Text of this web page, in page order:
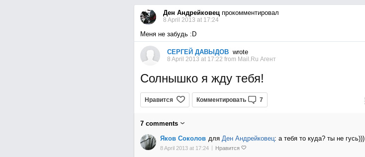
Ден Андрейковецпрокомментировал
8 April 2013 at 17:24
Меня не забудь :D
СЕРГЕЙ ДАВЫДОВwrote
8 April 2013 at 17:22 from Mail.Ru Агент
Солнышко я жду тебя!
Нравится Комментировать 7
7comments
Яков Соколов для Ден Андрейковец: а тебя то куда? ты не гусь)))
8 April 2013 at 17:24 Нравится